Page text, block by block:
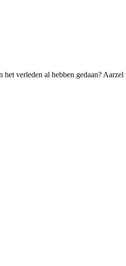
verleden al hebben gedaan?